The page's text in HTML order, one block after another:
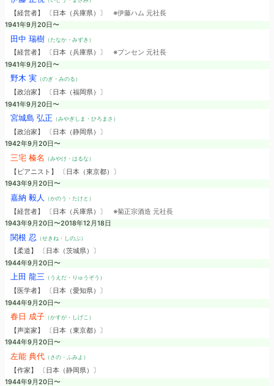
【経営者】 〔日本（兵庫県）〕 ※伊藤ハム 元社長
1941年9月20日〜
田中 瑞樹（たなか・みずき）
【経営者】 〔日本（兵庫県）〕 ※ブンセン 元社長
1941年9月20日〜
野木 実 （のぎ・みのる）
【政治家】 〔日本（福岡県）〕
1941年9月20日〜
宮城島 弘正 （みやぎしま・ひろまさ）
【政治家】 〔日本（静岡県）〕
1942年9月20日〜
三宅 榛名 （みやけ・はるな）
【ピアニスト】 〔日本（東京都）〕
1943年9月20日〜
嘉納 毅人 （かのう・たけと）
【経営者】 〔日本（兵庫県）〕 ※菊正宗酒造 元社長
1943年9月20日〜2018年12月18日
関根 忍 （せきね・しのぶ）
【柔道】 〔日本（茨城県）〕
1944年9月20日〜
上田 龍三 （うえだ・りゅうぞう）
【医学者】 〔日本（愛知県）〕
1944年9月20日〜
春日 成子（かすが・しげこ）
【声楽家】 〔日本（東京都）〕
1944年9月20日〜
左能 典代（さの・ふみよ）
【作家】 〔日本（静岡県）〕
1944年9月20日〜